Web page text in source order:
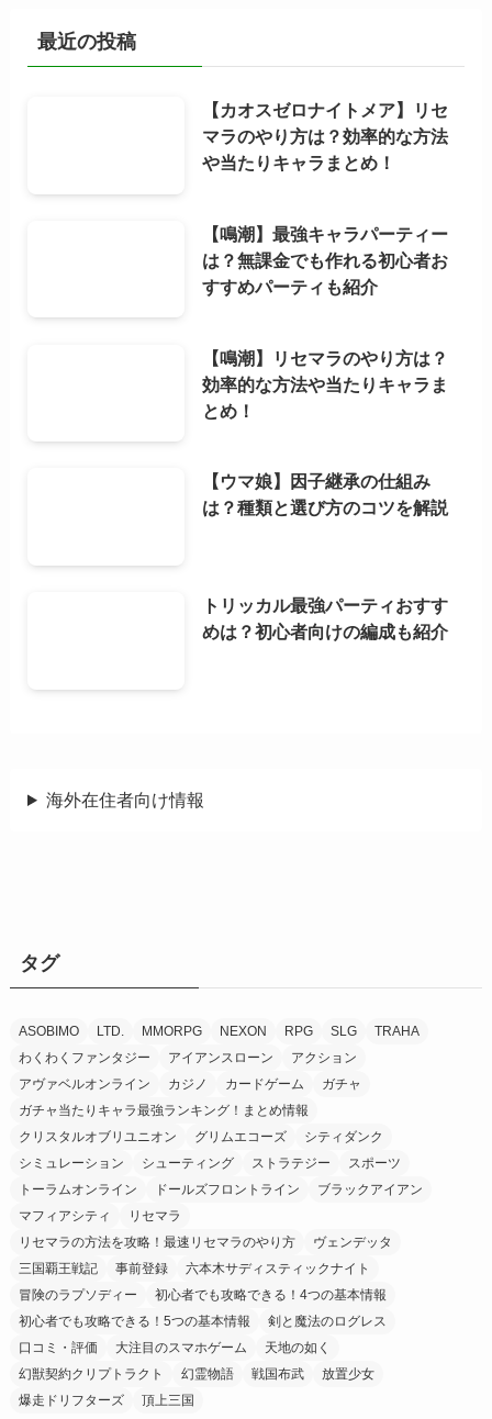
最近の投稿
【カオスゼロナイトメア】リセ
マラのやり方は？効率的な方法
や当たりキャラまとめ！
【鳴潮】最強キャラパーティー
は？無課金でも作れる初心者お
すすめパーティも紹介
【鳴潮】リセマラのやり方は？
効率的な方法や当たりキャラま
とめ！
【ウマ娘】因子継承の仕組み
は？種類と選び方のコツを解説
トリッカル最強パーティおすす
めは？初心者向けの編成も紹介
海外在住者向け情報
タグ
ASOBIMO LTD. MMORPG NEXON RPG SLG
TRAHA
わくわくファンタジー
アイアンスローン
アクション
アヴァベルオンライン
カジノ カードゲーム
ガチャ
ガチャ当たりキャラ最強ランキング！まとめ情報
クリスタルオブリユニオン
グリムエコーズ
シティダンク
シミュレーション
シューティング ストラテジー
スポーツ
トーラムオンライン
ドールズフロントライン
ブラックアイアン
マフィアシティ
リセマラ
リセマラの方法を攻略！最速リセマラのやり方
ヴェンデッタ
三国覇王戦記
事前登録
六本木サディスティックナイト
冒険のラプソディー
初心者でも攻略できる！4つの基本情報
初心者でも攻略できる！5つの基本情報
剣と魔法のログレス
口コミ・評価
大注目のスマホゲーム
天地の如く
幻獣契約クリプトラクト
幻霊物語 戦国布武
放置少女
爆走ドリフターズ
頂上三国